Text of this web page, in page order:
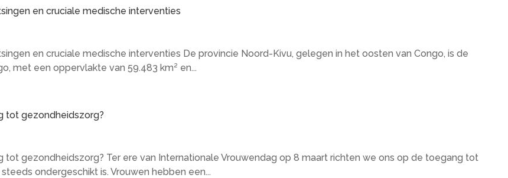
en cruciale medische interventies
en cruciale medische interventies De provincie Noord-Kivu, gelegen in het oosten van Congo, is de
met een oppervlakte van 59.483 km² en...
tot gezondheidszorg?
gezondheidszorg? Ter ere van Internationale Vrouwendag op 8 maart richten we ons op de toegang tot
ondergeschikt is. Vrouwen hebben een...